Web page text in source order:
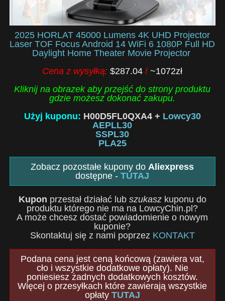
2025 HORLAT 45000 Lumens 4K UHD Projector
Laser TOF Focus Android 14 WiFi 6 1080P Full HD
Daylight Home Theater Movie Projector
Cena z wysyłką:$287.04/~1072zł
Kliknij na obrazek aby przejść do strony produktu
gdzie możesz dokonać zakupu.
Użyj kuponu: H00D5FL0QXA4 + Lowcy30
AEPLL30
SSPL30
PLA25
Zobacz pozostałe kupony doAliexpress
dostępne -TUTAJ
Kupon przestał działać lub szukaszkuponu do
produktu którego nie ma na LowcyChin.pl?
A może chcesz dostać powiadomienie o nowym
kuponie?
Skontaktuj się z nami poprzez KONTAKT
Podana cena jest ceną końcową (zawiera vat,
cło i wszystkie dodatkowe opłaty). Nie
poniesiesz żadnych dodatkowych kosztów.
Więcej o przesyłkach które zawierają wszystkie
opłaty TUTAJ